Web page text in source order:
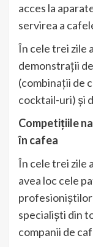
acces la
servirea a
În cele trei zile
demonstrații
(combinații de
cocktail-uri) și
Competițiile
în cafea
În cele trei zile
avea loc cele
profesioniștilor
specialiști din
companii de